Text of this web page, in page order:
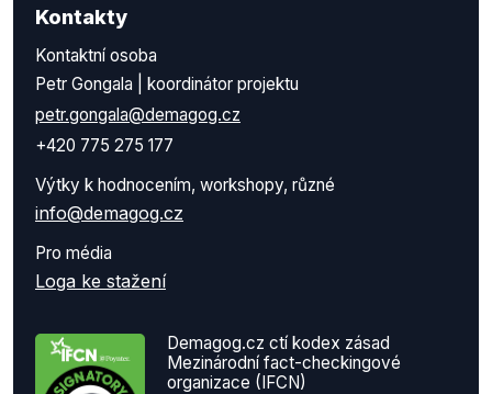
Kontakty
Kontaktní osoba
Petr Gongala | koordinátor projektu
petr.gongala@demagog.cz
+420 775 275 177
Výtky k hodnocením, workshopy, různé
info@demagog.cz
Pro média
Loga ke stažení
Demagog.cz ctí kodex zásad
Mezinárodní fact-checkingové
organizace (IFCN)